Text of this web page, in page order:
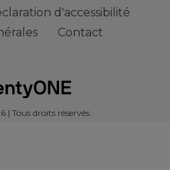
d'accessibilité
Contact
Tous droits réservés.